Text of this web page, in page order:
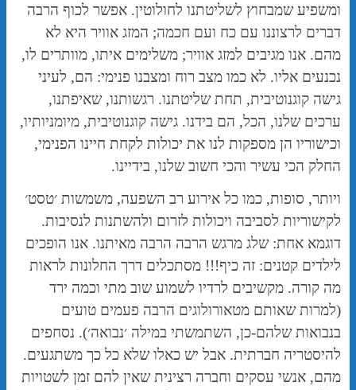
ומשפיע שמבחוץ לשליטתנו לחולוטין. אפשר לכוף הרבה
דברים לרצוננו עם כח ועם חכמה; המזג אוויר היא לא
מהם. אנו מגיבים למזג אוויר; משלימים איתו, מוותרים לו,
נכנעים אליו. לא כמו מצב רוח ומצבנו פנימי: הם, לעיני
גישה קוגנוטיבית, תחת שליטתנו. רגשותנו, שאיפתנו,
ערכים שלנו, הכל, הם בידנו. גישה קוגנוטיבית, מיומניותיו,
וכישוריו הן מספקות לנו את יכולות לקחת חיינו הפנימי,
החלק הכי עשיר והכי חשוב שלנו, בידיינו.
ויותר, סופות, כמו כל אירוע רב השפעה, משמשות ׳טסט׳
לקישוריות לסביבה ויכולות לזרום ולהשתנות לנסיבות.
דוגמא אחת: שלג מרגש הרבה הרבה מאיתנו. אנו הופכים
לילדים קטנים: זה כיף!!! מסתכלים דרך החלונות לראות
מה קורה. מקשיבים לרדיו לשמוע שוב מתי וכמה ירד
(למרות שאותם מטאורולוגים הרבה פעמים טועים
בנבואות שלהם-כן, השתמשתי במילה ׳נבואה׳). נסחפים
להיסטריה חברתית. אבל יש כאלו שלא כל כך משתגעים.
מהם, אנשי עסקים וחברה רצינית שאין להם זמן לשטויות